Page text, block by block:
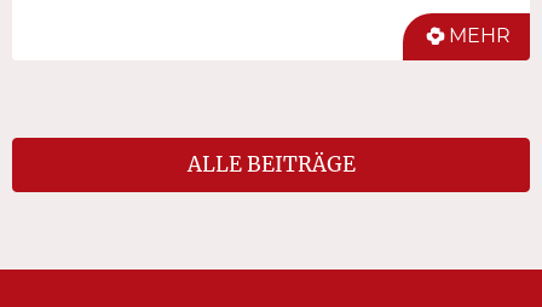
MEHR
ALLE BEITRÄGE